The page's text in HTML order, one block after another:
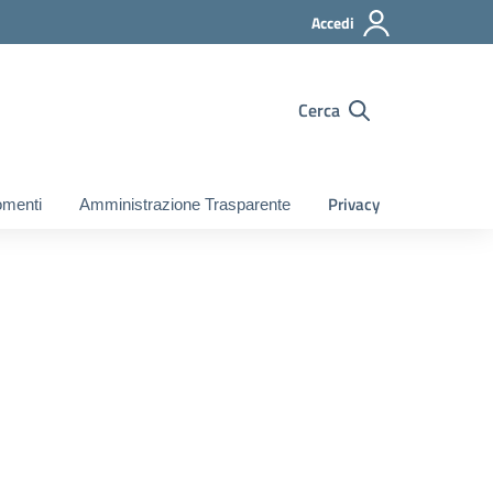
Accedi
Cerca
Amministrazione Trasparente Privacy